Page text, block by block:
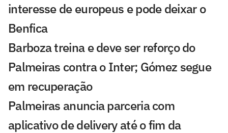
interesse de europeus e pode deixar o
Benfica
Barboza treina e deve ser reforço do
Palmeiras contra o Inter; Gómez segue
em recuperação
Palmeiras anuncia parceria com
aplicativo de delivery até o fim da